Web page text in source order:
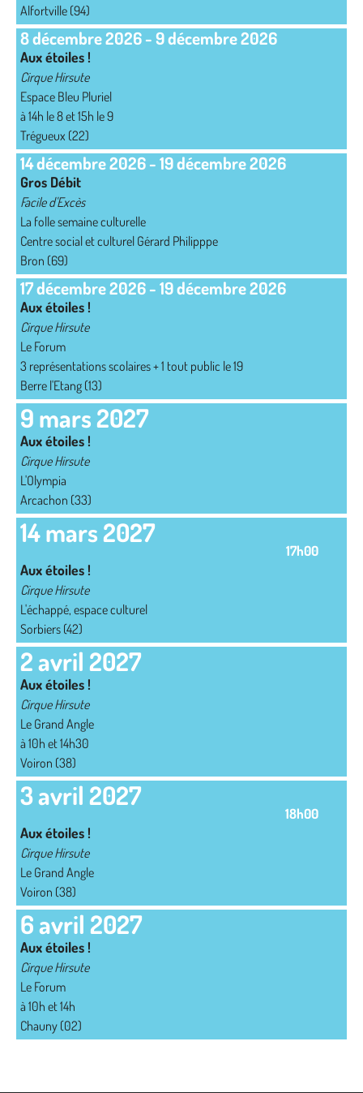
Alfortville (94)
8 décembre 2026-9 décembre 2026
Aux étoiles !
Cirque Hirsute
Espace Bleu Pluriel
à 14h le 8 et 15h le 9
Trégueux (22)
14 décembre 2026-19 décembre 2026
Gros Débit
Facile d'Excès
La folle semaine culturelle
Centre social et culturel Gérard Philipppe
Bron (69)
17 décembre 2026-19 décembre 2026
Aux étoiles !
Cirque Hirsute
Le Forum
3 représentations scolaires + 1 tout public le 19
Berre l'Etang (13)
9 mars 2027
Aux étoiles !
Cirque Hirsute
L'Olympia
Arcachon (33)
14 mars 2027
17h00
Aux étoiles !
Cirque Hirsute
L'échappé, espace culturel
Sorbiers (42)
2 avril 2027
Aux étoiles !
Cirque Hirsute
Le Grand Angle
à 10h et 14h30
Voiron (38)
3 avril 2027
18h00
Aux étoiles !
Cirque Hirsute
Le Grand Angle
Voiron (38)
6 avril 2027
Aux étoiles !
Cirque Hirsute
Le Forum
à 10h et 14h
Chauny (02)